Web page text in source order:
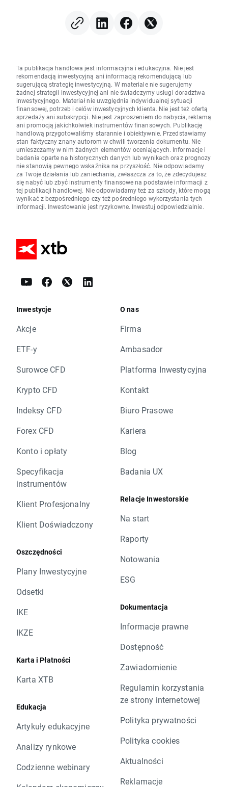
Ta publikacja handlowa jest informacyjna i edukacyjna. Nie jest
rekomendacją inwestycyjną ani informacją rekomendującą lub
sugerującą strategię inwestycyjną. W materiale nie sugerujemy
żadnej strategii inwestycyjnej ani nie świadczymy usługi doradztwa
inwestycyjnego. Materiał nie uwzględnia indywidualnej sytuacji
finansowej, potrzeb i celów inwestycyjnych klienta. Nie jest też ofertą
sprzedaży ani subskrypcji. Nie jest zaproszeniem do nabycia, reklamą
ani promocją jakichkolwiek instrumentów finansowych. Publikację
handlową przygotowaliśmy starannie i obiektywnie. Przedstawiamy
stan faktyczny znany autorom w chwili tworzenia dokumentu. Nie
umieszczamy w nim żadnych elementów oceniających. Informacje i
badania oparte na historycznych danych lub wynikach oraz prognozy
nie stanowią pewnego wskaźnika na przyszłość. Nie odpowiadamy
za Twoje działania lub zaniechania, zwłaszcza za to, że zdecydujesz
się nabyć lub zbyć instrumenty finansowe na podstawie informacji z
tej publikacji handlowej. Nie odpowiadamy też za szkody, które mogą
wynikać z bezpośredniego czy też pośredniego wykorzystania tych
informacji. Inwestowanie jest ryzykowne. Inwestuj odpowiedzialnie.
Inwestycje
Akcje
ETF-y
Surowce CFD
Krypto CFD
Indeksy CFD
Forex CFD
Konto i opłaty
Specyfikacja
instrumentów
Klient Profesjonalny
Klient Doświadczony
Oszczędności
Plany Inwestycyjne
Odsetki
IKE
IKZE
Karta i Płatności
Karta XTB
Edukacja
Artykuły edukacyjne
Analizy rynkowe
Codzienne webinary
O nas
Firma
Ambasador
Platforma Inwestycyjna
Kontakt
Biuro Prasowe
Kariera
Blog
Badania UX
Relacje Inwestorskie
Na start
Raporty
Notowania
ESG
Dokumentacja
Informacje prawne
Dostępność
Zawiadomienie
Regulamin korzystania
ze strony internetowej
Polityka prywatności
Polityka cookies
Aktualności
Reklamacje